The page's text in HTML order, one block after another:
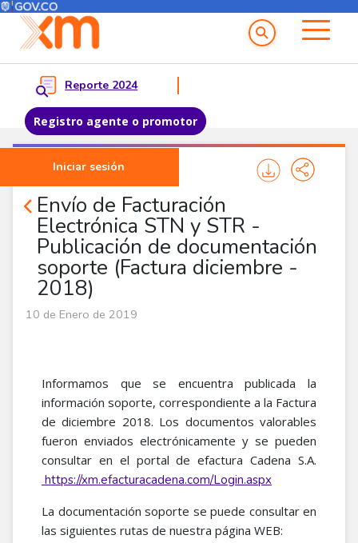
Pasar al contenido principal
Menú del Usuario
Reporte 2024
Registro agente o promotor
Iniciar sesión
Menu principal
Envío de Facturación
Electrónica STN y STR -
Publicación de documentación
soporte (Factura diciembre -
2018)
Noticias Agentes
10 de Enero de 2019
Informamos que se encuentra publicada la
información soporte, correspondiente a la Factura
de diciembre 2018. Los documentos valorables
fueron enviados electrónicamente y se pueden
consultar en el portal de efactura Cadena S.A.
https://xm.efacturacadena.com/Login.aspx
La documentación soporte se puede consultar en
las siguientes rutas de nuestra página WEB: